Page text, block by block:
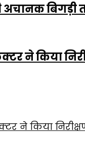
बिगड़ी
ने किया
ने किया